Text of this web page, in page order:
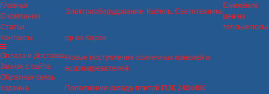
Главная
О компании
Статьи
Контакты
Оплата и Доставка
Звонок с сайта
Обратная связь
Корзина
Электрооборудование. Кабель. Светотехника
Снижение
цен на
теплые полы
пр-ва Кореи
Новые поступления солнечных панелей и
водонагревателей.
Пополнение склада плитой ПЗК 240х480